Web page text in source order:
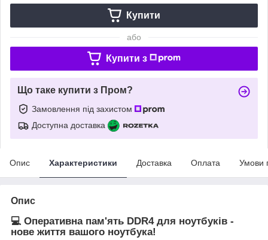
Купити
або
Купити з
Що таке купити з Пром?
Замовлення під захистом
Доступна доставка
Опис Характеристики Доставка Оплата Умови
Опис
💻 Оперативна пам'ять DDR4 для ноутбуків -
нове життя вашого ноутбука!